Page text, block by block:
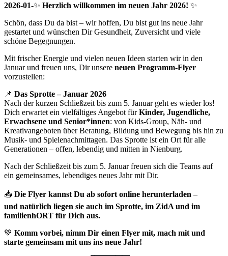
2026-01-✨ Herzlich willkommen im neuen Jahr 2026! ✨
Schön, dass Du da bist – wir hoffen, Du bist gut ins neue Jahr
gestartet und wünschen Dir Gesundheit, Zuversicht und viele
schöne Begegnungen.
Mit frischer Energie und vielen neuen Ideen starten wir in den
Januar und freuen uns, Dir unsere neuen Programm-Flyer
vorzustellen:
📌 Das Sprotte – Januar 2026
Nach der kurzen Schließzeit bis zum 5. Januar geht es wieder los!
Dich erwartet ein vielfältiges Angebot fürKinder, Jugendliche,
Erwachsene und Senior*innen: von Kids-Group, Näh- und
Kreativangeboten über Beratung, Bildung und Bewegung bis hin zu
Musik- und Spielenachmittagen. Das Sprotte ist ein Ort für alle
Generationen – offen, lebendig und mitten in Nienburg.
Nach der Schließzeit bis zum 5. Januar freuen sich die Teams auf
ein gemeinsames, lebendiges neues Jahr mit Dir.
📥 Die Flyer kannst Du ab sofort online herunterladen –
und natürlich liegen sie auch im Sprotte, im ZidA und im
familienhORT für Dich aus.
💚 Komm vorbei, nimm Dir einen Flyer mit, mach mit und
starte gemeinsam mit uns ins neue Jahr!